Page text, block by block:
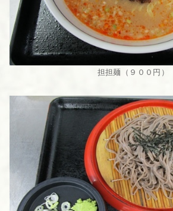
担担麺（９００円）